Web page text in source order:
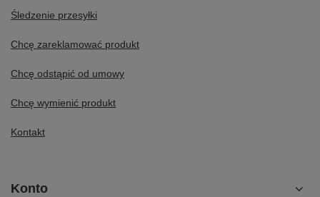
Śledzenie przesyłki
Chcę zareklamować produkt
Chcę odstąpić od umowy
Chcę wymienić produkt
Kontakt
Konto